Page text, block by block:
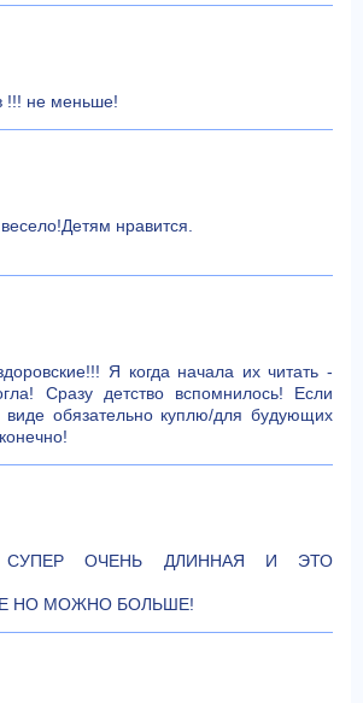
!!! не меньше!
нравится.
Я когда начала их читать -
Сразу детство вспомнилось! Если
обязательно куплю/для будующих
СУПЕР ОЧЕНЬ ДЛИННАЯ И ЭТО
НО МОЖНО БОЛЬШЕ!